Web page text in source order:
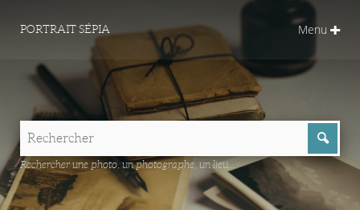
PORTRAIT SÉPIA Menu
Rechercher une photo, un photographe, un lieu...